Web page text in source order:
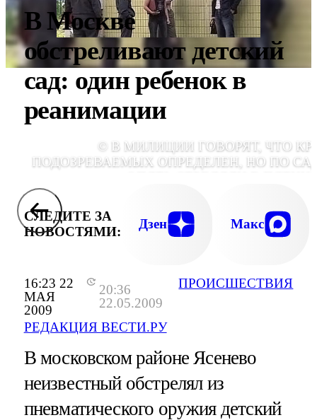
16:23 22
МАЯ
2009
20:36
22.05.2009
РЕДАКЦИЯ ВЕСТИ.РУ
ПРОИСШЕСТВИЯ
В Москве
обстреливают детский
сад: один ребенок в
реанимации
© В МИЛИЦИИ ГОВОРЯТ, ЧТО
ПОДОЗРЕВАЕМЫХ ОПРЕДЕЛЕН, НО ПО
СЛЕДИТЕ ЗА
НОВОСТЯМИ:
Дзен Макс
В московском районе Ясенево
неизвестный обстрелял из
пневматического оружия детский